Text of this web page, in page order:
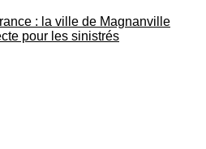
: la ville de Magnanville
pour les sinistrés